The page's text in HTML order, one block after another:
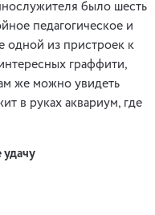
было шесть
педагогическое и
одной из пристроек к
граффити,
же можно увидеть
в руках аквариум, где